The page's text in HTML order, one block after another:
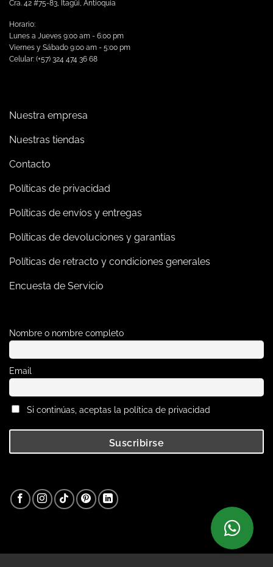
Cra. 42 #75-83, Itagüi, Antioquia
Horario:
Lunes a Jueves 9:00 am - 6:00 pm
Viernes y Sábado 9:00 am - 5:00 pm
Celular: (+57) 324 474 36 68
Nuestra empresa
Nuestras tiendas
Contacto
Políticas de privacidad
Políticas de envíos y entregas
Políticas de devoluciones y garantías
Políticas de retracto y condiciones generales
Encuesta de Servicio
Nombre o nombre completo
Email
Si continúas, aceptas la política de privacidad